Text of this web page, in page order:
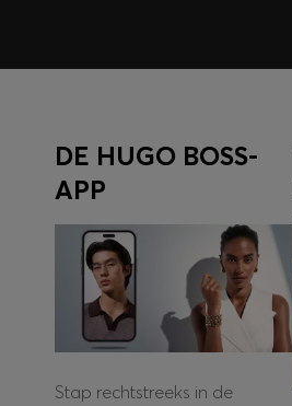
DE HUGO BOSS-
APP
Stap rechtstreeks in de